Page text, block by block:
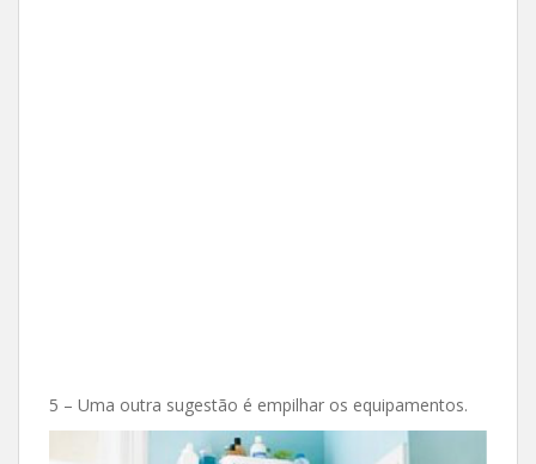
5 – Uma outra sugestão é empilhar os equipamentos.